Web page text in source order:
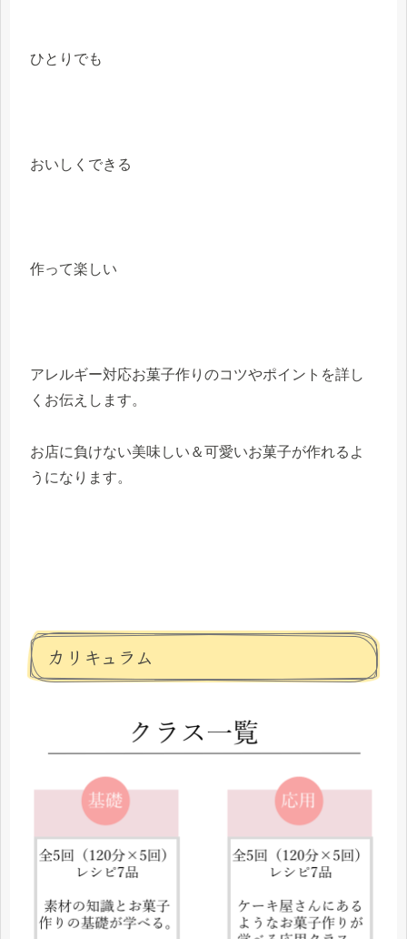
ひとりでも
おいしくできる
作って楽しい
アレルギー対応お菓子作りのコツやポイントを詳し
くお伝えします。
お店に負けない美味しい＆可愛いお菓子が作れるよ
うになります。
カリキュラム